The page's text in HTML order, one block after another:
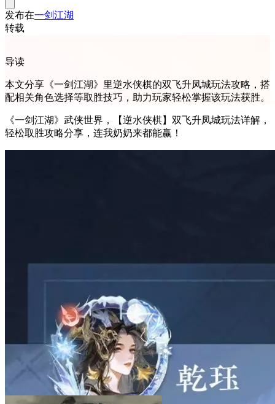
发布在一剑江湖
转载
导读
本文分享《一剑江湖》里逆水侠棋的双飞升凤城玩法攻略，搭
配相关角色选择等取胜技巧，助力玩家轻松掌握该玩法获胜。
《一剑江湖》武侠世界，【逆水侠棋】双飞升凤城玩法详解，
轻松取胜攻略分享，连我奶奶来都能赢！